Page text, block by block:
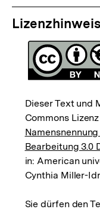
Dieser Text und
Commons Lizenz
Bearbeitung 3.0
in: American
Cynthia Miller-
Sie dürfen den